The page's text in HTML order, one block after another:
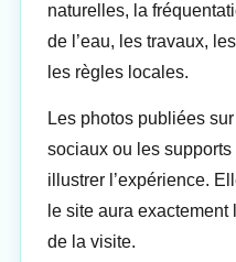
naturelles, la
de l’eau, les travaux,
les règles locales.
Les photos publiées
sociaux ou les
illustrer l’expérience.
le site aura
de la visite.